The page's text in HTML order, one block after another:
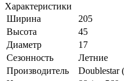
Характеристики
Ширина
205
Высота
45
Диаметр
17
Сезонность
Летние
Производитель
Doublestar